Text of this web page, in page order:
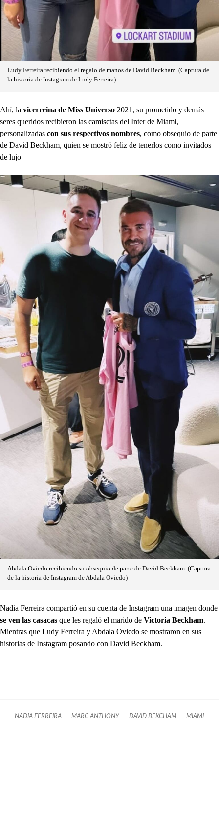
Ludy Ferreira recibiendo el regalo de manos de David Beckham. (Captura de
la historia de Instagram de Ludy Ferreira)
Ahí, la vicerreina de Miss Universo 2021, su prometido y demás
seres queridos recibieron las camisetas del Inter de Miami,
personalizadas con sus respectivos nombres, como obsequio de parte
de David Beckham, quien se mostró feliz de tenerlos como invitados
de lujo.
Abdala Oviedo recibiendo su obsequio de parte de David Beckham. (Captura
de la historia de Instagram de Abdala Oviedo)
Nadia Ferreira compartió en su cuenta de Instagram una imagen donde
se ven las casacas que les regaló el marido de Victoria Beckham.
Mientras que Ludy Ferreira y Abdala Oviedo se mostraron en sus
historias de Instagram posando con David Beckham.
NADIA FERREIRA MARC ANTHONY DAVID BEKCHAM MIAMI